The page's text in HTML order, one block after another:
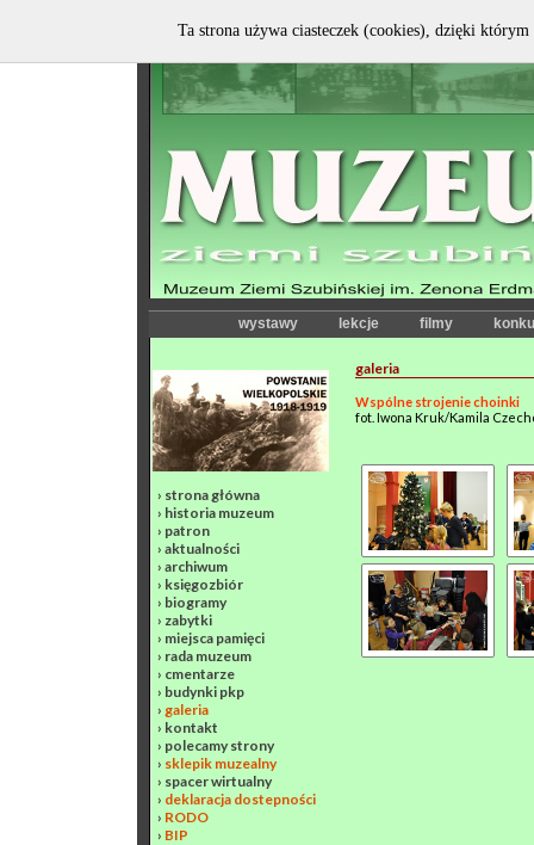
wystawy lekcje filmy
› strona główna
› historia muzeum
› patron
› aktualności
› archiwum
› księgozbiór
› biogramy
› zabytki
› miejsca pamięci
› rada muzeum
› cmentarze
› budynki pkp
› galeria
› kontakt
› polecamy strony
› sklepik muzealny
› spacer wirtualny
› deklaracja dostepności
› RODO
› BIP
galeria
Wspólne strojenie choinki
fot. Iwona Kruk/Kamila
Ta strona używa ciasteczek (cookies), dzięki